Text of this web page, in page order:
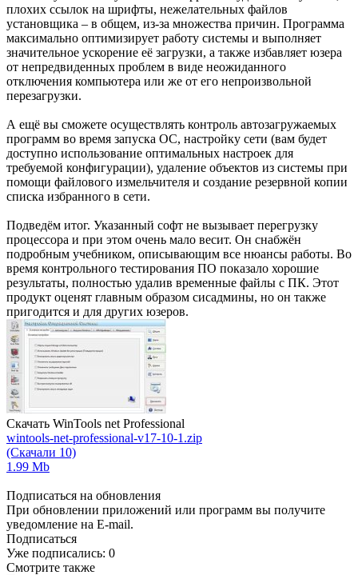
плохих ссылок на шрифты, нежелательных файлов
установщика – в общем, из-за множества причин. Программа
максимально оптимизирует работу системы и выполняет
значительное ускорение её загрузки, а также избавляет юзера
от непредвиденных проблем в виде неожиданного
отключения компьютера или же от его непроизвольной
перезагрузки.
А ещё вы сможете осуществлять контроль автозагружаемых
программ во время запуска OC, настройку сети (вам будет
доступно использование оптимальных настроек для
требуемой конфигурации), удаление объектов из системы при
помощи файлового измельчителя и создание резервной копии
списка избранного в сети.
Подведём итог. Указанный софт не вызывает перегрузку
процессора и при этом очень мало весит. Он снабжён
подробным учебником, описывающим все нюансы работы. Во
время контрольного тестирования ПО показало хорошие
результаты, полностью удалив временные файлы с ПК. Этот
продукт оценят главным образом сисадмины, но он также
пригодится и для других юзеров.
Скачать WinTools net Professional
wintools-net-professional-v17-10-1.zip
(Скачали 10)
1.99 Mb
Подписаться на обновления
При обновлении приложений или программ вы получите
уведомление на E-mail.
Подписаться
Уже подписались: 0
Смотрите также